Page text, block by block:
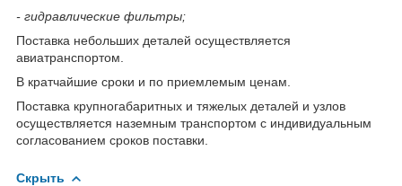
- гидравлические фильтры;
Поставка небольших деталей осуществляется
авиатранспортом.
В кратчайшие сроки и по приемлемым ценам.
Поставка крупногабаритных и тяжелых деталей и узлов
осуществляется наземным транспортом с индивидуальным
согласованием сроков поставки.
Скрыть